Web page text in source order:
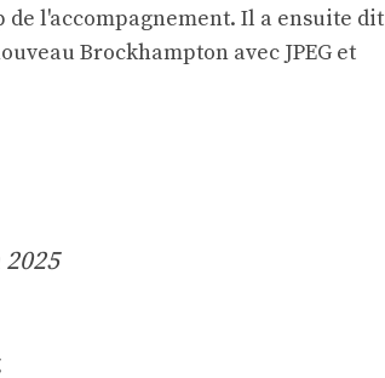
l'accompagnement. Il a ensuite dit
Brockhampton avec JPEG et